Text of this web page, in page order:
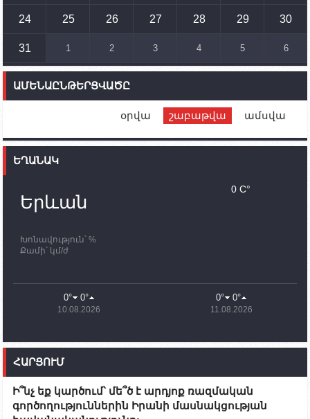
տեղակայված հայկական դիրքերի անձնակազմի
ունեն. կիպրոսցի խորհրդարանականը՝ Ալեն
Ֆրանսիայի ԱԳ նախարարը կայցելի Հայաստան
պատասխանատուներ կմնան ԼՂ-ում՝ մինչև
որոնողափրկարարական աշխատանքների
11:03
ՄԱԿ-ի առաքելությունը շատ, շատ, շատ օգտակար
Ադրբեջանի փոխվարչապետն այսօր կմեկնի
Ստեփանակերտ
10:07 02.10.2023
09:38 02.10.2023
Խումբն Արցախում կմնա` մինչև զոհվածների
24 25 26 27 28 29 30
31 1 2 3 4 5 6
ԱՄԵՆԱԸՆԹԵՐՑՎԱԾԸ
օրվա շաբաթվա ամսվա
ԵՂԱՆԱԿ
Երևան
Խոնավություն՝ %
Քամի՝ կմ/ժ
0 C°
0° 0°
10.08.2026
0° 0°
11.08.2026
ՀԱՐՑՈՒՄ
Ի՞նչ եք կարծում՝ մե՞ծ է արդյոք ռազմական
գործողություններին Իրանի մասնակցության